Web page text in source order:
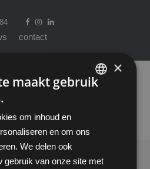
contact
×
maakt gebruik
om inhoud en
en om ons
We delen ook
gebruik van onze site met